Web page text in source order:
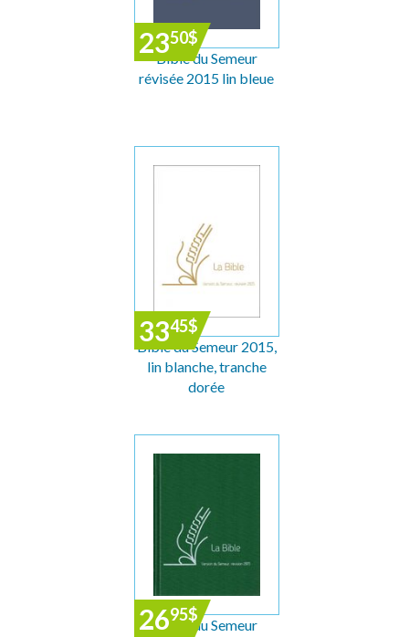
2350$
Bible du Semeur
révisée 2015 lin bleue
3345$
Bible du Semeur 2015,
lin blanche, tranche
dorée
2695$
Bible du Semeur